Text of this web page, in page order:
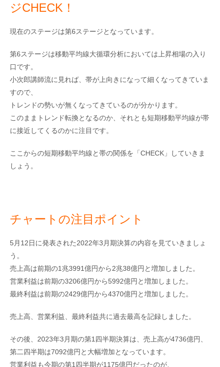
ジCHECK！
現在のステージは第6ステージとなっています。
第6ステージは移動平均線大循環分析においては上昇相場の入り
口です。
小次郎講師流に見れば、帯が上向きになって細くなってきていま
すので、
トレンドの勢いが無くなってきているのが分かります。
このままトレンド転換となるのか、それとも短期移動平均線が帯
に接近してくるのかに注目です。
ここからの短期移動平均線と帯の関係を「CHECK」していきま
しょう。
チャートの注目ポイント
5月12日に発表された2022年3月期決算の内容を見ていきましょ
う。
売上高は前期の1兆3991億円から2兆38億円と増加しました。
営業利益は前期の3206億円から5992億円と増加しました。
最終利益は前期の2429億円から4370億円と増加しました。
売上高、営業利益、最終利益共に過去最高を記録しました。
その後、2023年3月期の第1四半期決算は、売上高が4736億円、
第二四半期は7092億円と大幅増加となっています。
営業利益も今期の第1四半期が1175億円だったのが、